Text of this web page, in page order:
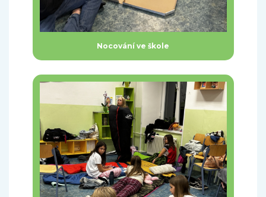
Nocování ve škole